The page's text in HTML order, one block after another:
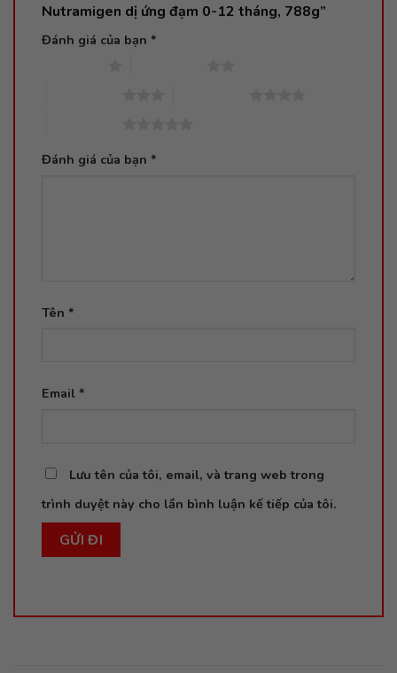
Nutramigen dị ứng đạm 0-12 tháng, 788g”
Đánh giá của bạn *
Đánh giá của bạn *
Tên *
Email *
Lưu tên của tôi, email, và trang web trong
trình duyệt này cho lần bình luận kế tiếp của tôi.